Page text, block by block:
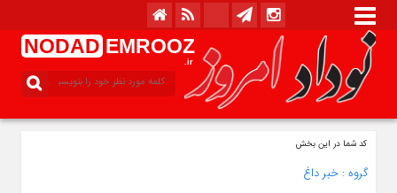
NODAD EMROOZ
.ir
کد شما در این بخش
گروه : خبر داغ